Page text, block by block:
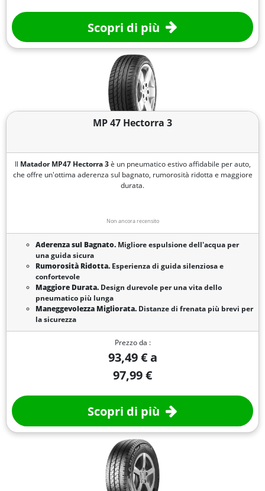
Scopri di più
MP 47 Hectorra 3
Il MatadorMP47 Hectorra 3è un pneumatico estivo affidabile per auto,
che offre un'ottima aderenza sul bagnato, rumorosità ridotta e maggiore
durata.
Non ancora recensito
Aderenza sul Bagnato.Migliore espulsione dell'acqua per
una guida sicura
Rumorosità Ridotta.Esperienza di guida silenziosa e
confortevole
Maggiore Durata.Design durevole per una vita dello
pneumatico più lunga
Maneggevolezza Migliorata.Distanze di frenata più brevi per
la sicurezza
Prezzo da :
93,49 € a
97,99 €
Scopri di più